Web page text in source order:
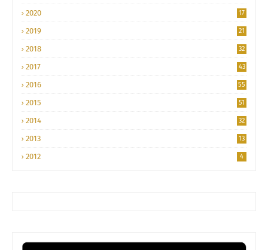
2020 17
2019 21
2018 32
2017 43
2016 55
2015 51
2014 32
2013 13
2012 4